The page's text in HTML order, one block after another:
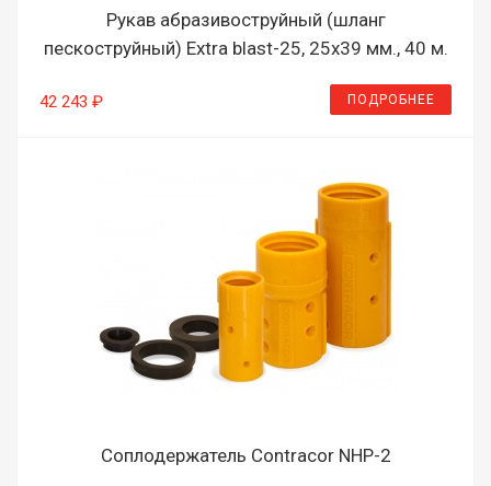
Рукав абразивоструйный (шланг
пескоструйный) Extra blast-25, 25х39 мм., 40 м.
42 243 ₽ ПОДРОБНЕЕ
Соплодержатель Contracor NHP-2